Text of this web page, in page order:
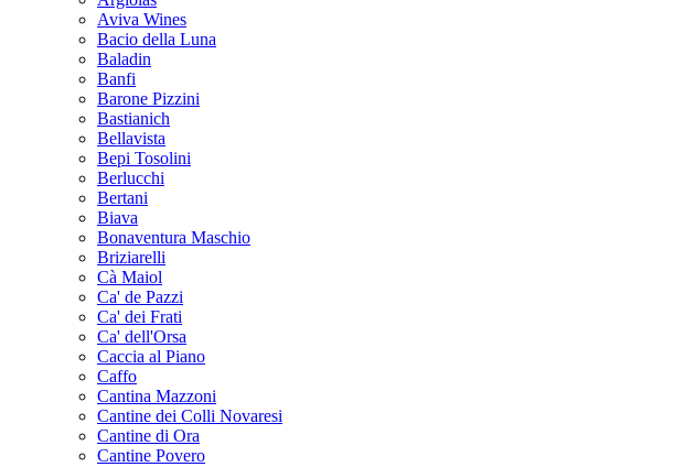
Aviva Wines
Bacio della Luna
Baladin
Banfi
Barone Pizzini
Bastianich
Bellavista
Bepi Tosolini
Berlucchi
Bertani
Biava
Bonaventura Maschio
Briziarelli
Cà Maiol
Ca' de Pazzi
Ca' dei Frati
Ca' dell'Orsa
Caccia al Piano
Caffo
Cantina Mazzoni
Cantine dei Colli Novaresi
Cantine di Ora
Cantine Povero